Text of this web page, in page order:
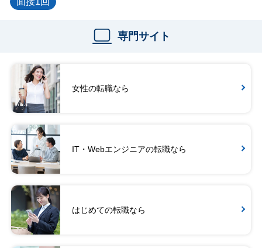
専門サイト
女性の転職なら
IT・Webエンジニアの転職なら
はじめての転職なら